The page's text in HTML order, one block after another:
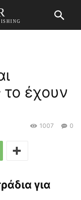
το έχουν
0
1007
για